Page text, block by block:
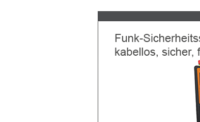
Next